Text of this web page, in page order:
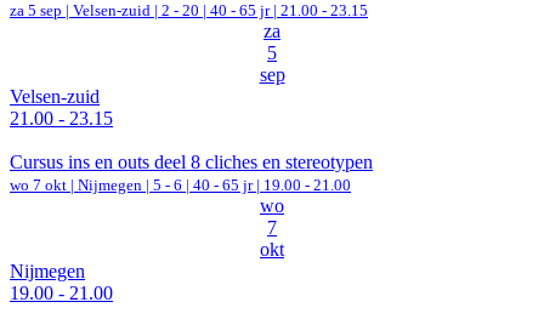
za 5 sep | Velsen-zuid | 2 - 20 | 40 - 65 jr | 21.00 - 23.15
za
5
sep
Velsen-zuid
21.00 - 23.15
Cursus ins en outs deel 8 cliches en stereotypen
wo 7 okt | Nijmegen | 5 - 6 | 40 - 65 jr | 19.00 - 21.00
wo
7
okt
Nijmegen
19.00 - 21.00